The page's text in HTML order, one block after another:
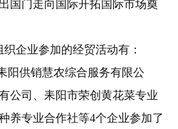
国门走向国际开拓国际市场奠
企业参加的经贸活动有：
阳供销慧农综合服务有限公
公司、 耒阳市荣创黄花菜专业
养专业合作社等4个企业参加了